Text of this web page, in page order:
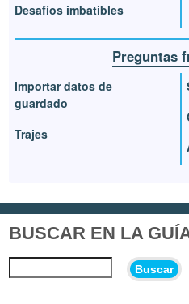
Desafíos imbatibles
Preguntas
Importar datos de
guardado
Trajes
BUSCAR EN LA
Buscar